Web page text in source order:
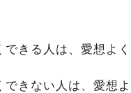
できる人は、愛想よ
できない人は、愛想